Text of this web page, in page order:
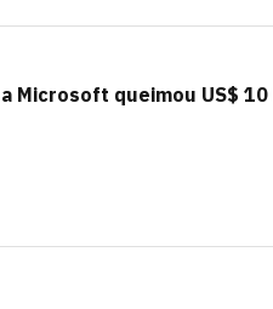
Microsoft queimou US$